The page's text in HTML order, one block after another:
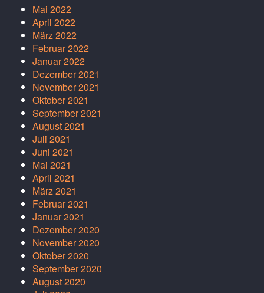
Mai 2022
April 2022
März 2022
Februar 2022
Januar 2022
Dezember 2021
November 2021
Oktober 2021
September 2021
August 2021
Juli 2021
Juni 2021
Mai 2021
April 2021
März 2021
Februar 2021
Januar 2021
Dezember 2020
November 2020
Oktober 2020
September 2020
August 2020